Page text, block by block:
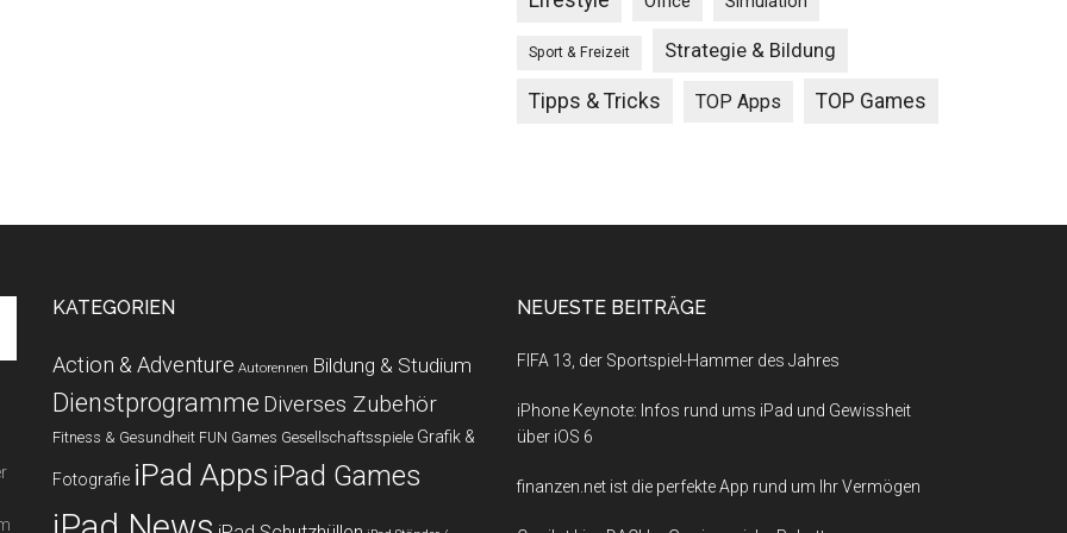
Sport & Freizeit Strategie & Bildung
Tipps & Tricks TOP Apps TOP Games
KATEGORIEN
Action & Adventure Autorennen Bildung & Studium
Dienstprogramme Diverses Zubehör
Fitness & Gesundheit FUN Games Gesellschaftsspiele Grafik &
Fotografie iPad Apps iPad Games
NEUESTE BEITRÄGE
FIFA 13, der Sportspiel-Hammer des Jahres
iPhone Keynote: Infos rund ums iPad und Gewissheit
über iOS 6
finanzen.net ist die perfekte App rund um Ihr Vermögen